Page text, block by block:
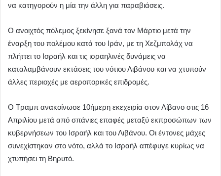
να κατηγορούν η μία την άλλη για παραβιάσεις.
Ο ανοιχτός πόλεμος ξεκίνησε ξανά τον Μάρτιο μετά την
έναρξη του πολέμου κατά του Ιράν, με τη Χεζμπολάχ να
πλήττει το Ισραήλ και τις ισραηλινές δυνάμεις να
καταλαμβάνουν εκτάσεις του νότιου Λιβάνου και να χτυπούν
άλλες περιοχές με αεροπορικές επιδρομές.
Ο Τραμπ ανακοίνωσε 10ήμερη εκεχειρία στον Λίβανο στις 16
Απριλίου μετά από σπάνιες επαφές μεταξύ εκπροσώπων των
κυβερνήσεων του Ισραήλ και του Λιβάνου. Οι έντονες μάχες
συνεχίστηκαν στο νότο, αλλά το Ισραήλ απέφυγε κυρίως να
χτυπήσει τη Βηρυτό.